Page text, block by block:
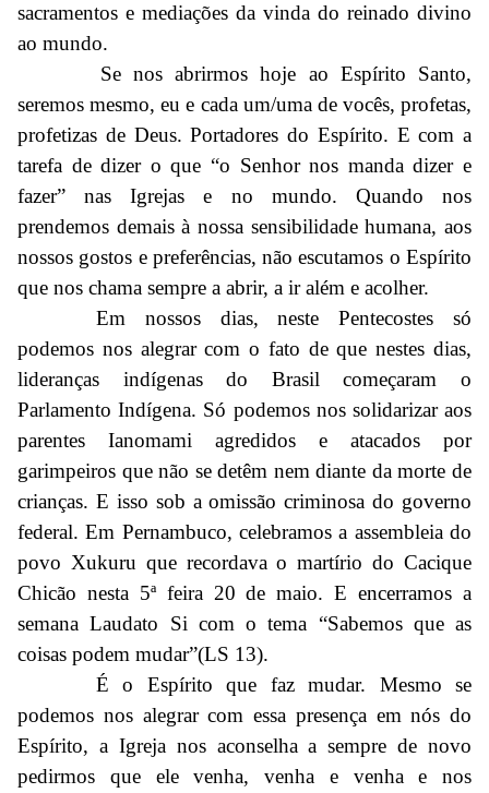
sacramentos e mediações da vinda do reinado divino
ao mundo.
Se nos abrirmos hoje ao Espírito Santo,
seremos mesmo, eu e cada um/uma de vocês, profetas,
profetizas de Deus. Portadores do Espírito. E com a
tarefa de dizer o que “o Senhor nos manda dizer e
fazer” nas Igrejas e no mundo. Quando nos
prendemos demais à nossa sensibilidade humana, aos
nossos gostos e preferências, não escutamos o Espírito
que nos chama sempre a abrir, a ir além e acolher.
Em nossos dias, neste Pentecostes só
podemos nos alegrar com o fato de que nestes dias,
lideranças indígenas do Brasil começaram o
Parlamento Indígena. Só podemos nos solidarizar aos
parentes Ianomami agredidos e atacados por
garimpeiros que não se detêm nem diante da morte de
crianças. E isso sob a omissão criminosa do governo
federal. Em Pernambuco, celebramos a assembleia do
povo Xukuru que recordava o martírio do Cacique
Chicão nesta 5ª feira 20 de maio. E encerramos a
semana Laudato Si com o tema “Sabemos que as
coisas podem mudar”(LS 13).
É o Espírito que faz mudar. Mesmo se
podemos nos alegrar com essa presença em nós do
Espírito, a Igreja nos aconselha a sempre de novo
pedirmos que ele venha, venha e venha e nos